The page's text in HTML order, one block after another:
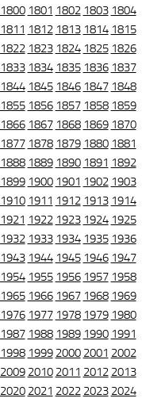
1800 1801 1802 1803 1804
1811 1812 1813 1814 1815
1822 1823 1824 1825 1826
1833 1834 1835 1836 1837
1844 1845 1846 1847 1848
1855 1856 1857 1858 1859
1866 1867 1868 1869 1870
1877 1878 1879 1880 1881
1888 1889 1890 1891 1892
1899 1900 1901 1902 1903
1910 1911 1912 1913 1914
1921 1922 1923 1924 1925
1932 1933 1934 1935 1936
1943 1944 1945 1946 1947
1954 1955 1956 1957 1958
1965 1966 1967 1968 1969
1976 1977 1978 1979 1980
1987 1988 1989 1990 1991
1998 1999 2000 2001 2002
2009 2010 2011 2012 2013
2020 2021 2022 2023 2024